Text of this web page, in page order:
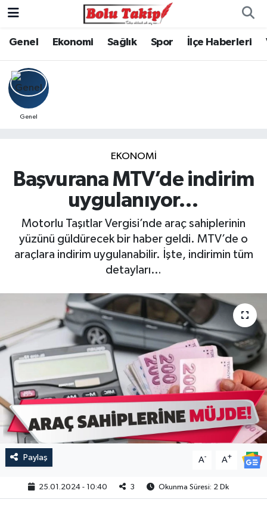
Genel Ekonomi Sağlık Spor İlçe Haberleri
Genel
EKONOMİ
Başvurana MTV’de indirim
uygulanıyor…
Motorlu Taşıtlar Vergisi’nde araç sahiplerinin
yüzünü güldürecek bir haber geldi. MTV’de o
araçlara indirim uygulanabilir. İşte, indirimin tüm
detayları…
Paylaş A- A+
25.01.2024 - 10:40 3 Okunma Süresi: 2 Dk